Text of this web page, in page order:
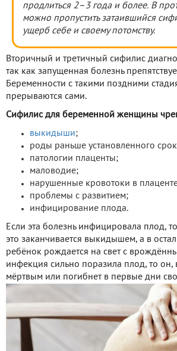
продлиться 2–3 года и более. В
можно пропустить затаившийся
ущерб себе и своему потомству.
Вторичный и третичный сифилис
так как запущенная болезнь
Беременности с такими поздними
прерываются сами.
Сифилис для беременной женщины
выкидыши;
роды раньше установленного
патологии плаценты;
маловодие;
нарушенные кровотоки в
проблемы с развитием;
инфицирование плода.
Если эта болезнь инфицировала плод,
это заканчивается выкидышем, а в
ребёнок рождается на свет с
инфекция сильно поразила плод, то он,
мёртвым или погибнет в первые дни